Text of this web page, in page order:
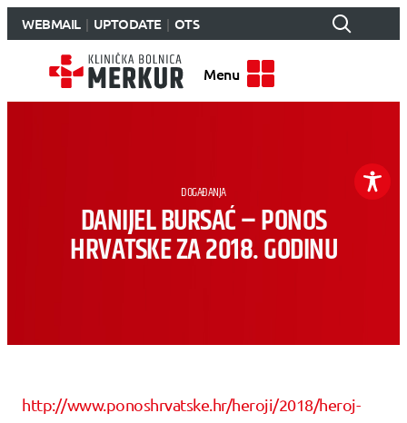
WEBMAIL UPTODATE OTS
Menu
DOGAĐANJA
DANIJEL BURSAĆ – PONOS
HRVATSKE ZA 2018. GODINU
http://www.ponoshrvatske.hr/heroji/2018/heroj-